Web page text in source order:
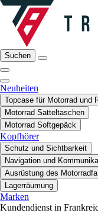
Suchen
Neuheiten
Topcase für Motorrad und
Motorrad Satteltaschen
Motorrad Softgepäck
Kopfhörer
Schutz und Sichtbarkeit
Navigation und
Ausrüstung des
Lagerräumung
Marken
Kundendienst in